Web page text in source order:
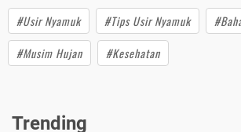
#Usir Nyamuk #Tips Usir Nyamuk
#Musim Hujan
#Kesehatan
Trending